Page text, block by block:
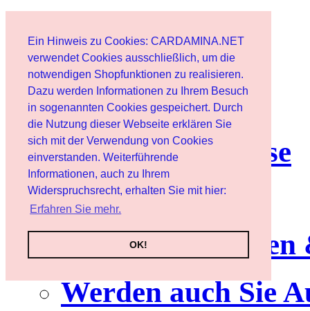
Ein Hinweis zu Cookies: CARDAMINA.NET
verwendet Cookies ausschließlich, um die
notwendigen Shopfunktionen zu realisieren.
Dazu werden Informationen zu Ihrem Besuch
in sogenannten Cookies gespeichert. Durch
die Nutzung dieser Webseite erklären Sie
sich mit der Verwendung von Cookies
einverstanden. Weiterführende
Informationen, auch zu Ihrem
Widerspruchsrecht, erhalten Sie mit hier:
Erfahren Sie mehr.
OK!
Benutzer
Newsletter
Nutzungshinweise
Service
Werden auch Sie